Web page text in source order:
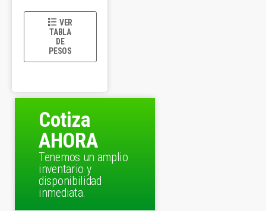
VER
TABLA
DE
PESOS
Cotiza
AHORA
Tenemos un amplio
inventario y
disponibilidad
inmediata.